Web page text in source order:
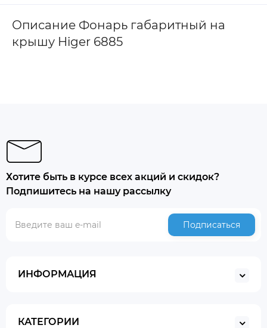
Описание Фонарь габаритный на
крышу Higer 6885
Хотите быть в курсе всех акций и скидок?
Подпишитесь на нашу рассылку
Подписаться
ИНФОРМАЦИЯ
КАТЕГОРИИ